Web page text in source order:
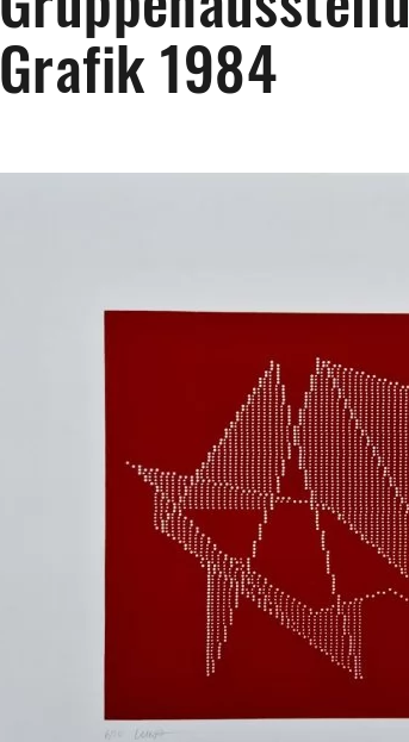
Grafik 1984